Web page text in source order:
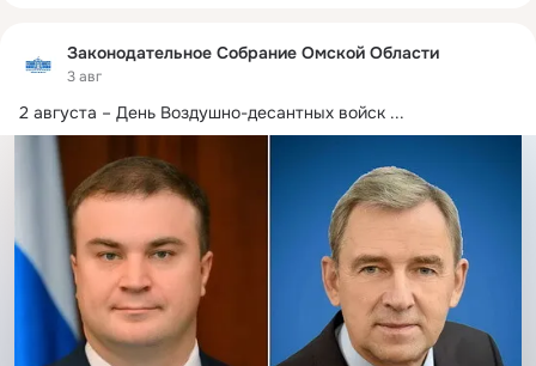
Законодательное Собрание Омской Области
3 авг
2 августа – День Воздушно-десантных войск ...